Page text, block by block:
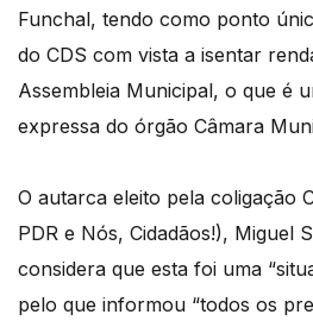
Funchal, tendo como ponto
do CDS com vista a isentar
Assembleia Municipal, o que é
expressa do órgão Câmara
O autarca eleito pela coligação
PDR e Nós, Cidadãos!), Miguel
considera que esta foi uma
pelo que informou “todos os